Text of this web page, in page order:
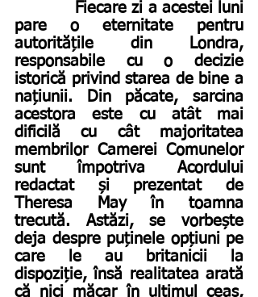
pare o eternitate pentru
autoritățile din Londra,
responsabile cu o decizie
istorică privind starea de bine a
națiunii. Din păcate, sarcina
acestora este cu atât mai
dificilă cu cât majoritatea
membrilor Camerei Comunelor
sunt împotriva Acordului
redactat și prezentat de
Theresa May în toamna
trecută. Astăzi, se vorbește
deja despre puținele opțiuni pe
care le au britanicii la
dispoziție, însă realitatea arată
că nici măcar în ultimul ceas,